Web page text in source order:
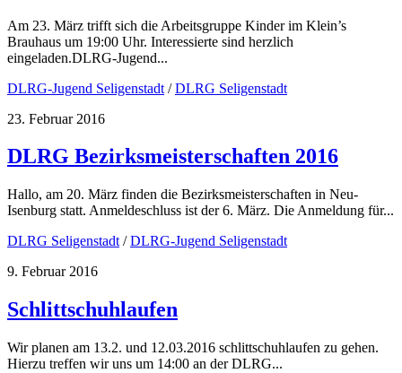
Am 23. März trifft sich die Arbeitsgruppe Kinder im Klein’s
Brauhaus um 19:00 Uhr. Interessierte sind herzlich
eingeladen.DLRG-Jugend...
DLRG-Jugend Seligenstadt /DLRG Seligenstadt
23. Februar 2016
DLRG Bezirksmeisterschaften 2016
Hallo, am 20. März finden die Bezirksmeisterschaften in Neu-
Isenburg statt. Anmeldeschluss ist der 6. März. Die Anmeldung für...
DLRG Seligenstadt /DLRG-Jugend Seligenstadt
9. Februar 2016
Schlittschuhlaufen
Wir planen am 13.2. und 12.03.2016 schlittschuhlaufen zu gehen.
Hierzu treffen wir uns um 14:00 an der DLRG...